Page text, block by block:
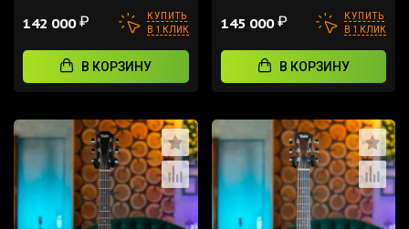
142 000₽
КУПИТЬ
В 1 КЛИК
В КОРЗИНУ
145 000₽
КУПИТЬ
В 1 КЛИК
В КОРЗИНУ